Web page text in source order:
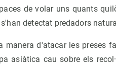
de volar uns quants
detectat predadors
manera d'atacar les preses
asiàtica cau sobre els